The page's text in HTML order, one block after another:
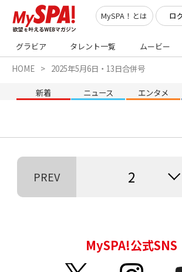
MySPA！とは ロ
グラビア タレント一覧 ムービー
HOME 2025年5月6日・13日合併号
新着 ニュース エンタメ
PREV 2